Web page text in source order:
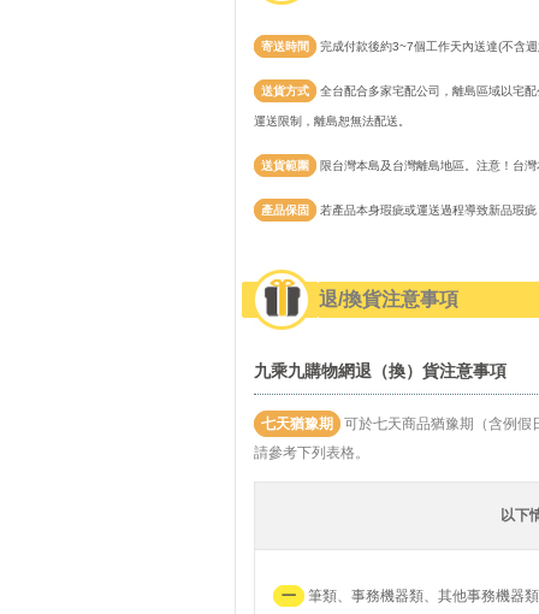
寄送時間 完成付款後約3~7個工作天內送達(不含
送貨方式 全台配合多家宅配公司，離島區域以宅
運送限制，離島恕無法配送。
送貨範圍 限台灣本島及台灣離島地區。注意！台
產品保固 若產品本身瑕疵或運送過程導致新品瑕
退/換貨注意事項
九乘九購物網退（換）貨注意事項
七天猶豫期
可於七天商品猶豫期（含例假
請參考下列表格。
以下
一 筆類、事務機器類、其他事務機器